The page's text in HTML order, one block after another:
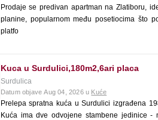
Prodaje se predivan apartman na Zlatiboru,
planine, popularnom među posetiocima što
platfo
Kuca u Surdulici,180m2,6ari placa
Surdulica
Datum objave Aug 04, 2026 u Kuće
Prelepa spratna kuća u Surdulici izgrađena
Kuća ima dve odvojene stambene jedinice